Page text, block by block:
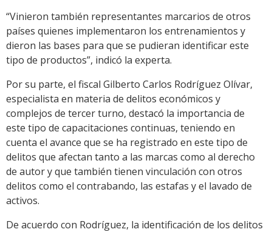
“Vinieron también representantes marcarios de otros
países quienes implementaron los entrenamientos y
dieron las bases para que se pudieran identificar este
tipo de productos”, indicó la experta.
Por su parte, el fiscal Gilberto Carlos Rodríguez Olívar,
especialista en materia de delitos económicos y
complejos de tercer turno, destacó la importancia de
este tipo de capacitaciones continuas, teniendo en
cuenta el avance que se ha registrado en este tipo de
delitos que afectan tanto a las marcas como al derecho
de autor y que también tienen vinculación con otros
delitos como el contrabando, las estafas y el lavado de
activos.
De acuerdo con Rodríguez, la identificación de los delitos